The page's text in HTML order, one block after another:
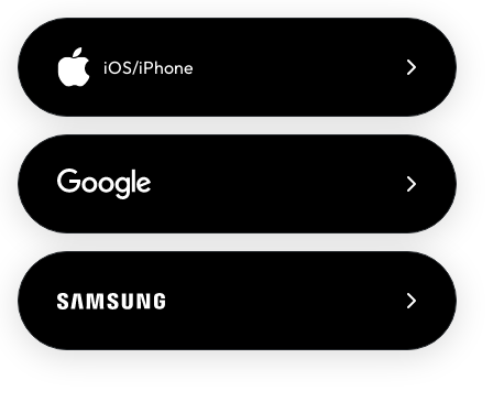
iOS/iPhone